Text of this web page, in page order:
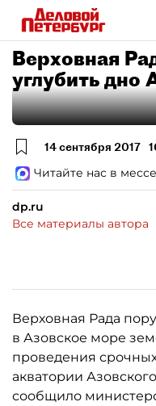
Верховная
углубить дно
14 сентября 2017
Читайте нас в
dp.ru
Все материалы автора
Верховная Рада
в Азовское море
проведения
акватории
сообщило